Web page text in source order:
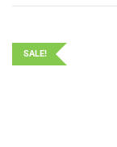
SALE!